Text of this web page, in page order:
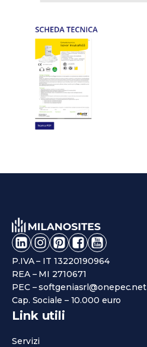
P.IVA – IT 13220190964
REA – MI 2710671
PEC – softgeniasrl@onepec.net
Cap. Sociale – 10.000 euro
Link utili
Servizi